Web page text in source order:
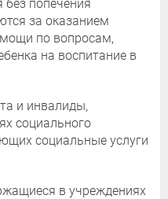
попечения
за оказанием
по вопросам,
на воспитание в
и инвалиды,
социального
социальные услуги
в учреждениях